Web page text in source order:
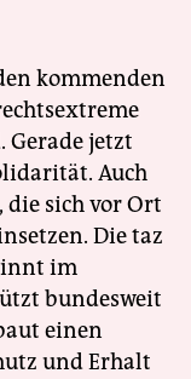
kommenden
Gerade jetzt
Auch
sich vor Ort
Die taz
im
bundesweit
einen
und Erhalt